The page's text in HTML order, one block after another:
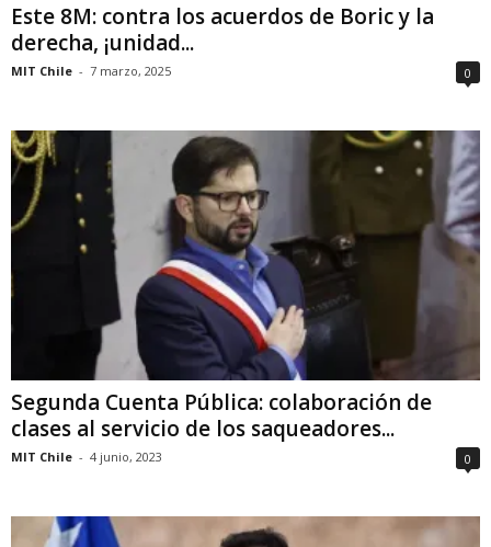
Este 8M: contra los acuerdos de Boric y la
derecha, ¡unidad...
MIT Chile - 7 marzo, 2025 0
Segunda Cuenta Pública: colaboración de
clases al servicio de los saqueadores...
MIT Chile - 4 junio, 2023 0